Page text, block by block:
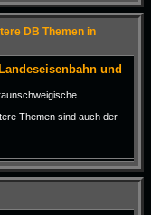
DB Themen in
und
Themen sind auch der